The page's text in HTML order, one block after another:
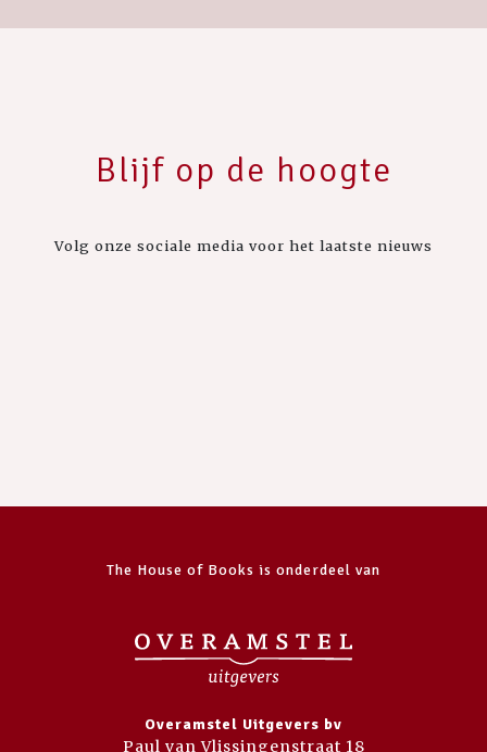
Blijf op de hoogte
Volg onze sociale media voor het laatste nieuws
The House of Books is onderdeel van
Overamstel Uitgevers bv
Paul van Vlissingenstraat 18